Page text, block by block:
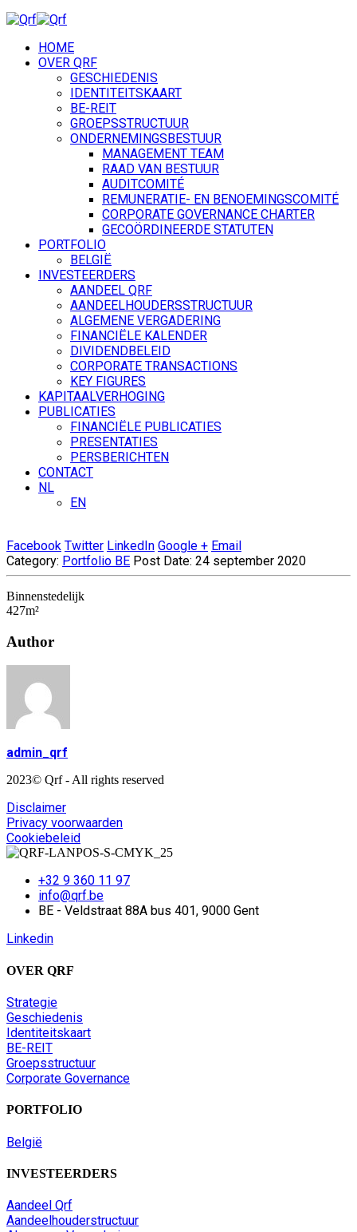
HOME
OVER QRF
GESCHIEDENIS
IDENTITEITSKAART
BE-REIT
GROEPSSTRUCTUUR
ONDERNEMINGSBESTUUR
MANAGEMENT TEAM
RAAD VAN BESTUUR
AUDITCOMITÉ
REMUNERATIE- EN BENOEMINGSCOMITÉ
CORPORATE GOVERNANCE CHARTER
GECOÖRDINEERDE STATUTEN
PORTFOLIO
BELGIË
INVESTEERDERS
AANDEEL QRF
AANDEELHOUDERSSTRUCTUUR
ALGEMENE VERGADERING
FINANCIËLE KALENDER
DIVIDENDBELEID
CORPORATE TRANSACTIONS
KEY FIGURES
KAPITAALVERHOGING
PUBLICATIES
FINANCIËLE PUBLICATIES
PRESENTATIES
PERSBERICHTEN
CONTACT
NL
EN
Facebook Twitter LinkedIn Google + Email
Category: Portfolio BE Post Date: 24 september 2020
Binnenstedelijk
427m²
Author
admin_qrf
2023© Qrf - All rights reserved
Disclaimer
Privacy voorwaarden
Cookiebeleid
+32 9 360 11 97
info@qrf.be
BE - Veldstraat 88A bus 401, 9000 Gent
Linkedin
OVER QRF
Strategie
Geschiedenis
Identiteitskaart
BE-REIT
Groepsstructuur
Corporate Governance
PORTFOLIO
België
INVESTEERDERS
Aandeel Qrf
Aandeelhouderstructuur